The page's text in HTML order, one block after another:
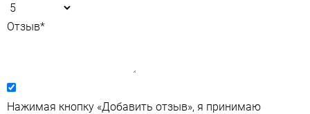
Отзыв*
Нажимая кнопку «Добавить отзыв», я принимаю